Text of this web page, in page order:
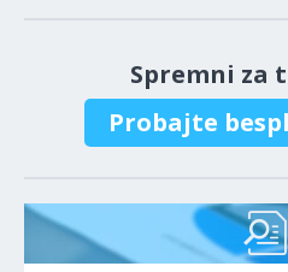
Spremni za
Probajte